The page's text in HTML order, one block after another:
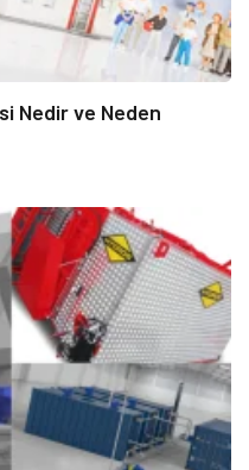
Nedir ve Neden